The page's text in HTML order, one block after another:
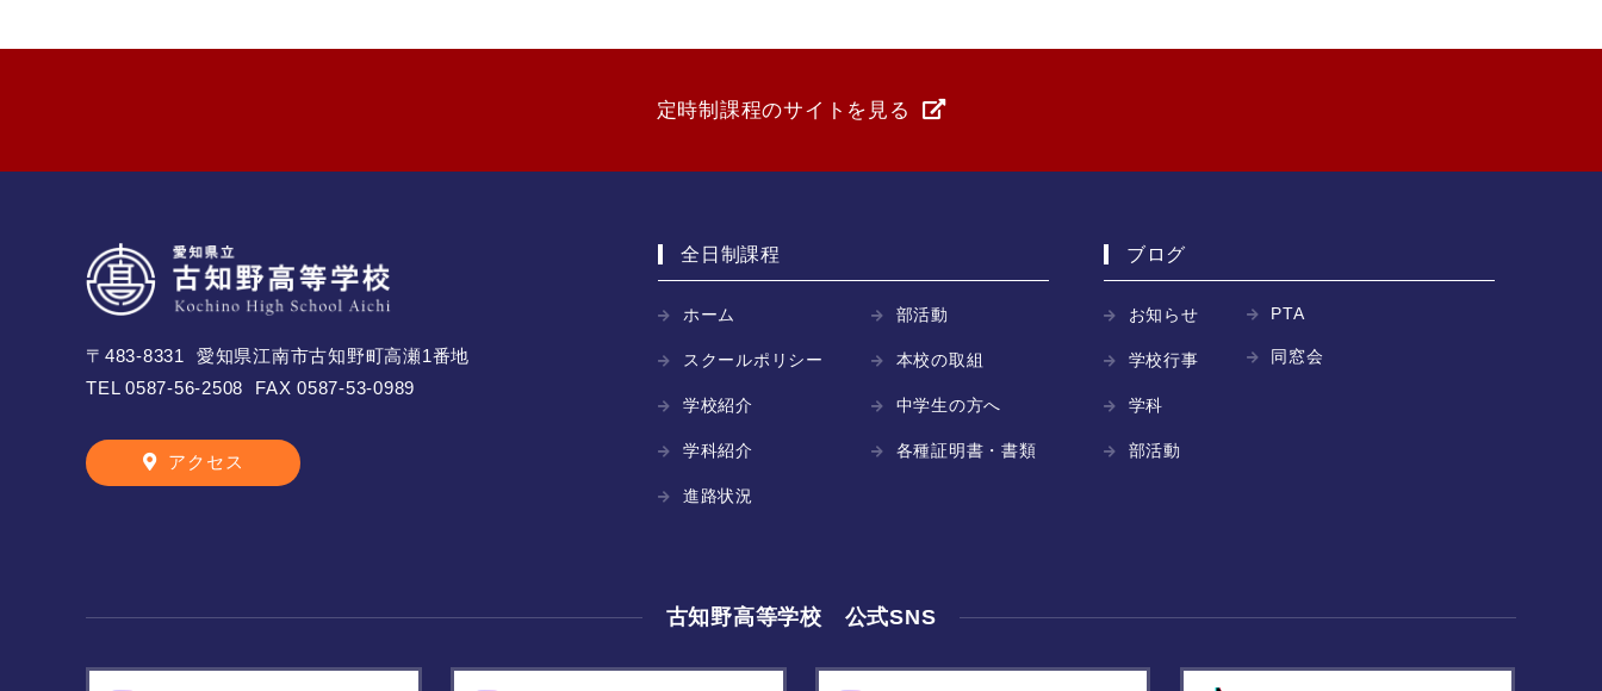
定時制課程のサイトを見る
〒483-8331
愛知県江南市古知野町高瀬1番地
TEL 0587-56-2508 FAX 0587-53-0989
アクセス
全日制課程
ホーム
スクールポリシー
学校紹介
学科紹介
進路状況
部活動
本校の取組
中学生の方へ
各種証明書・書類
ブログ
お知らせ
学校行事
学科
部活動
PTA
同窓会
古知野高等学校 公式SNS